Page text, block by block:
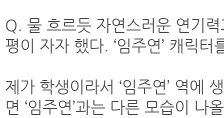
Q. 물 흐르듯 자연스러운 연기
평이 자자 했다. ‘임주연’ 캐릭
제가 학생이라서 ‘임주연’ 역에
면 ‘임주연’과는 다른 모습이